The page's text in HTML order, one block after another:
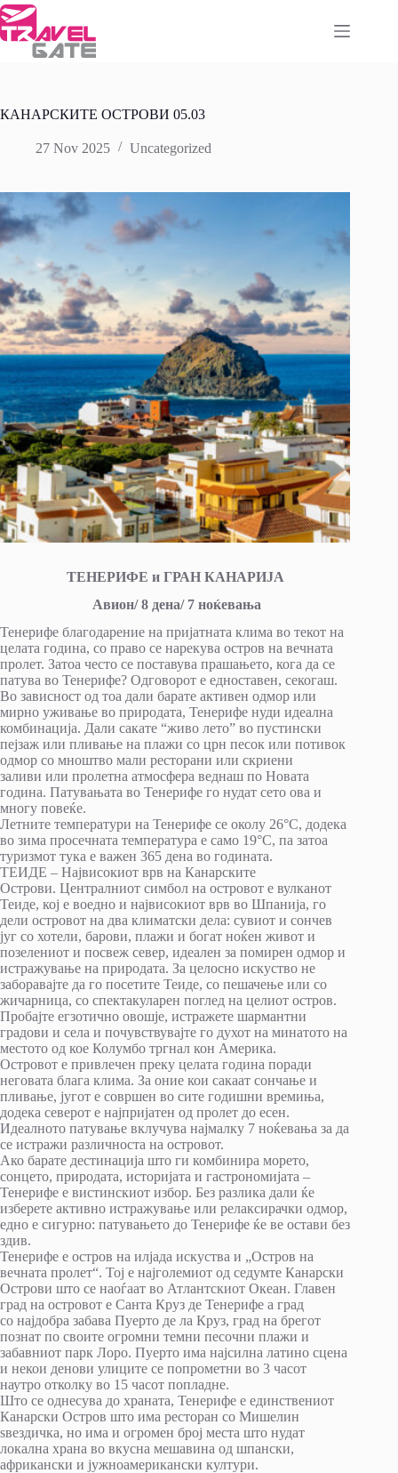
Skip
to
content
КАНАРСКИТЕ ОСТРОВИ 05.03
27 Nov 2025 Uncategorized
ТЕНЕРИФЕ и ГРАН КАНАРИЈА
Авион/ 8 дена/ 7 ноќевања
Тенерифе благодарение на пријатната клима во текот на
целата година, со право се нарекува остров на вечната
пролет. Затоа често се поставува прашањето, кога да се
патува во Тенерифе? Одговорот е едноставен, секогаш.
Во зависност од тоа дали барате активен одмор или
мирно уживање во природата, Тенерифе нуди идеална
комбинација. Дали сакате “живо лето” во пустински
пејзаж или пливање на плажи со црн песок или потивок
одмор со мноштво мали ресторани или скриени
заливи или пролетна атмосфера веднаш по Новата
година. Патувањата во Тенерифе го нудат сето ова и
многу повеќе.
Летните температури на Тенерифе се околу 26°C, додека
во зима просечната температура е само 19°C, па затоа
туризмот тука е важен 365 дена во годината.
ТЕИДЕ – Највисокиот врв на Канарските
Острови. Централниот симбол на островот е вулканот
Теиде, кој е воедно и највисокиот врв во Шпанија, го
дели островот на два климатски дела: сувиот и сончев
југ со хотели, барови, плажи и богат ноќен живот и
позелениот и посвеж север, идеален за помирен одмор и
истражување на природата. За целосно искуство не
заборавајте да го посетите Теиде, со пешачење или со
жичарница, со спектакуларен поглед на целиот остров.
Пробајте егзотично овошје, истражете шармантни
градови и села и почувствувајте го духот на минатото на
местото од кое Колумбо тргнал кон Америка.
Островот е привлечен преку целата година поради
неговата блага клима. За оние кои сакаат сончање и
пливање, југот е совршен во сите годишни времиња,
додека северот е најпријатен од пролет до есен.
Идеалното патување вклучува најмалку 7 ноќевања за да
се истражи различноста на островот.
Ако барате дестинација што ги комбинира морето,
сонцето, природата, историјата и гастрономијата –
Тенерифе е вистинскиот избор. Без разлика дали ќе
изберете активно истражување или релаксирачки одмор,
едно е сигурно: патувањето до Тенерифе ќе ве остави без
здив.
Тенерифе е остров на илјада искуства и „Остров на
вечната пролет“. Тој е најголемиот од седумте Канарски
Острови што се наоѓаат во Атлантскиот Океан. Главен
град на островот е Санта Круз де Тенерифе а град
со најдобра забава Пуерто де ла Круз, град на брегот
познат по своите огромни темни песочни плажи и
забавниот парк Лоро. Пуерто има најсилна латино сцена
и некои денови улиците се попрометни во 3 часот
наутро отколку во 15 часот попладне.
Што се однесува до храната, Тенерифе е единствениот
Канарски Остров што има ресторан со Мишелин
ѕвездичка, но има и огромен број места што нудат
локална храна во вкусна мешавина од шпански,
африкански и јужноамерикански култури.